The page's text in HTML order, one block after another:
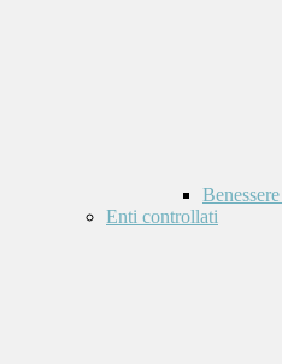
Enti controllati